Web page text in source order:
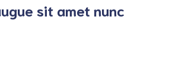
sit amet nunc